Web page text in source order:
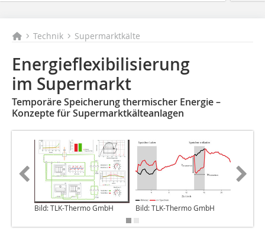
Technik Supermarktkälte
Energieflexibilisierung
im Supermarkt
Temporäre Speicherung thermischer Energie –
Konzepte für Supermarktkälteanlagen
Bild: TLK-Thermo GmbH Bild: TLK-Thermo GmbH